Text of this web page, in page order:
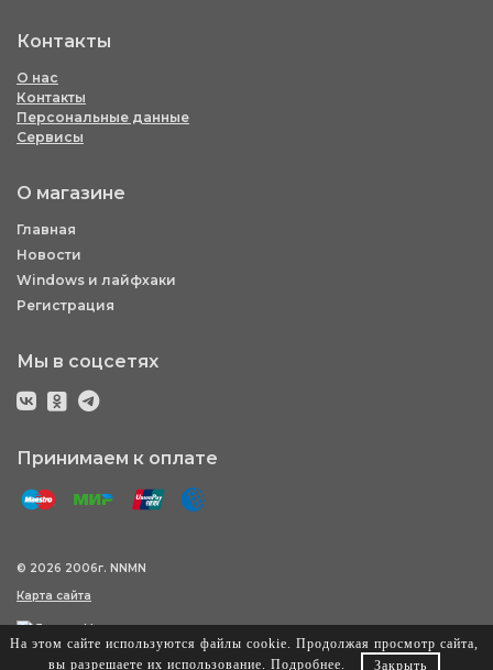
Контакты
О нас
Контакты
Персональные данные
Сервисы
О магазине
Главная
Новости
Windows и лайфхаки
Регистрация
Мы в соцсетях
Принимаем к оплате
© 2026 2006г. NNMN
Карта сайта
На этом сайте используются файлы cookie. Продолжая просмотр сайта,
вы разрешаете их использование. Подробнее. Закрыть